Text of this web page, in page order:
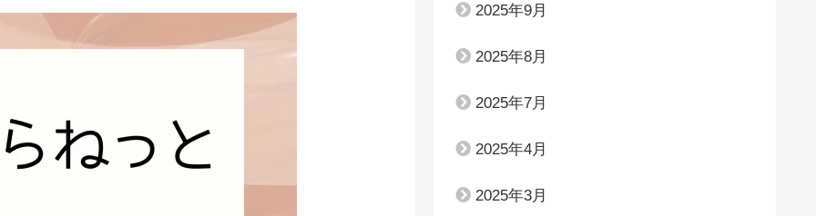
2025年9月
2025年8月
2025年7月
2025年4月
2025年3月